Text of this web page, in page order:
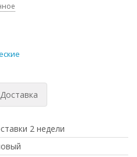
Доставка
2 недели